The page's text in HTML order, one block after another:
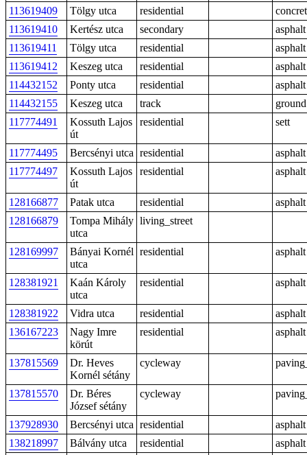
113619409
Tölgy utca residential
113619410
Kertész utca secondary
asphalt
113619411
Tölgy utca residential
asphalt
113619412
Keszeg utca residential
asphalt
114432152
Ponty utca residential
asphalt
114432155
Keszeg utca track
ground
117774491
Kossuth Lajos
út
residential sett
117774495 Bercsényi utca residential
asphalt
117774497
Kossuth Lajos
út
residential asphalt
128166877 Patak utca residential
asphalt
128166879
Tompa Mihály
utca
living_street
128169997
Bányai Kornél
utca
residential asphalt
128381921
Kaán Károly
utca
residential asphalt
128381922 Vidra utca residential
asphalt
136167223
Nagy Imre
körút
residential asphalt
137815569
Dr. Heves
Kornél sétány
cycleway
137815570
Dr. Béres
József sétány
cycleway
137928930 Bercsényi utca residential
asphalt
138218997
Bálvány utca residential
asphalt